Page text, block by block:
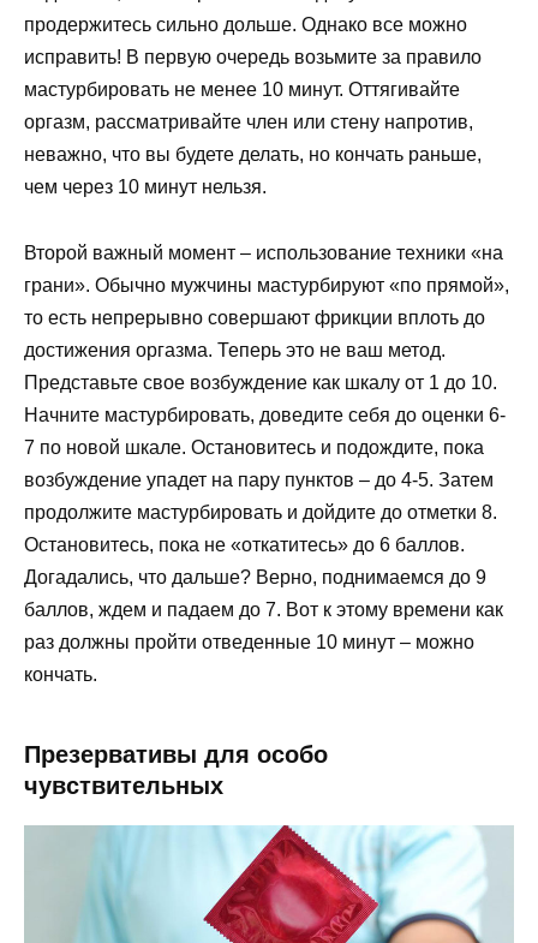
продержитесь сильно дольше. Однако все можно
исправить! В первую очередь возьмите за правило
мастурбировать не менее 10 минут. Оттягивайте
оргазм, рассматривайте член или стену напротив,
неважно, что вы будете делать, но кончать раньше,
чем через 10 минут нельзя.
Второй важный момент – использование техники «на
грани». Обычно мужчины мастурбируют «по прямой»,
то есть непрерывно совершают фрикции вплоть до
достижения оргазма. Теперь это не ваш метод.
Представьте свое возбуждение как шкалу от 1 до 10.
Начните мастурбировать, доведите себя до оценки 6-
7 по новой шкале. Остановитесь и подождите, пока
возбуждение упадет на пару пунктов – до 4-5. Затем
продолжите мастурбировать и дойдите до отметки 8.
Остановитесь, пока не «откатитесь» до 6 баллов.
Догадались, что дальше? Верно, поднимаемся до 9
баллов, ждем и падаем до 7. Вот к этому времени как
раз должны пройти отведенные 10 минут – можно
кончать.
Презервативы для особо
чувствительных